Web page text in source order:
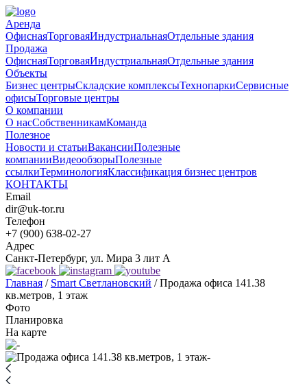
Аренда
ОфиснаяТорговаяИндустриальнаяОтдельные здания
Продажа
ОфиснаяТорговаяИндустриальнаяОтдельные здания
Объекты
Бизнес центрыСкладские комплексыТехнопаркиСервисные
офисыТорговые центры
О компании
О насСобственникамКоманда
Полезное
Новости и статьиВакансииПолезные
компанииВидеообзорыПолезные
ссылкиТерминологияКлассификация бизнес центров
КОНТАКТЫ
Email
dir@uk-tor.ru
Телефон
+7 (900) 638-02-27
Адрес
Санкт-Петербург, ул. Мира 3 лит А
Главная / Smart Светлановский /Продажа офиса 141.38
кв.метров, 1 этаж
Фото
Планировка
На карте